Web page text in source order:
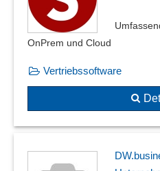
OnPrem und Cloud
Vertriebssoftware